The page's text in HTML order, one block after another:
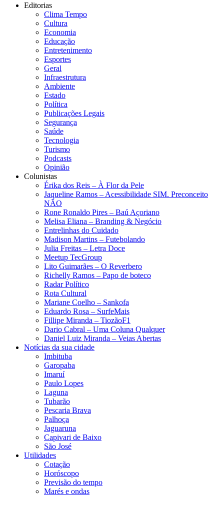
Editorias
Clima Tempo
Cultura
Economia
Educação
Entretenimento
Esportes
Geral
Infraestrutura
Ambiente
Estado
Política
Publicações Legais
Segurança
Saúde
Tecnologia
Turismo
Podcasts
Opinião
Colunistas
Érika dos Reis​ – À Flor da Pele
Jaqueline Ramos – Acessibilidade SIM. Preconceito
NÃO
Rone Ronaldo Pires – Baú Açoriano
Melisa Eliana – Branding & Negócio
Entrelinhas do Cuidado
Madison Martins – Futebolando
Julia Freitas​ – Letra Doce
Meetup TecGroup
Lito Guimarães – O Reverbero
Richelly Ramos​ – Papo de boteco
Radar Político
Rota Cultural
Mariane Coelho – Sankofa
Eduardo Rosa​ – SurfeMais
Fillipe Miranda – TiozãoF1
Dario Cabral – Uma Coluna Qualquer
Daniel Luiz Miranda – Veias Abertas
Notícias da sua cidade
Imbituba
Garopaba
Imaruí
Paulo Lopes
Laguna
Tubarão
Pescaria Brava
Palhoça
Jaguaruna
Capivari de Baixo
São José
Utilidades
Cotação
Horóscopo
Previsão do tempo
Marés e ondas